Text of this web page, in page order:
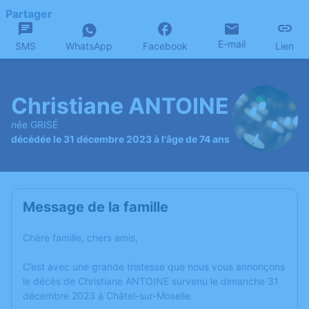
Partager
SMS WhatsApp Facebook E-mail Lien
Christiane ANTOINE
née GRISÉ
décédée le 31 décembre 2023 à l'âge de 74 ans
Message de la famille
Chère famille, chers amis,
C’est avec une grande tristesse que nous vous annonçons
le décès de Christiane ANTOINE survenu le dimanche 31
décembre 2023 à Châtel-sur-Moselle.